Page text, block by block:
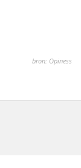
bron: Opiness